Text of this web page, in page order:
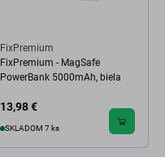
FixPremium
FixPremium - MagSafe
PowerBank 5000mAh, biela
13,98 €
SKLADOM 7 ks